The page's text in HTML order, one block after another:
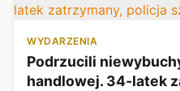
WYDARZENIA
Podrzucili
handlowej. 34-latek